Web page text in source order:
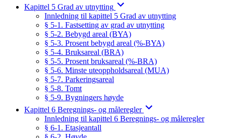
Kapittel 5 Grad av utnytting
Innledning til kapittel 5 Grad av utnytting
§ 5-1. Fastsetting av grad av utnytting
§ 5-2. Bebygd areal (BYA)
§ 5-3. Prosent bebygd areal (%-BYA)
§ 5-4. Bruksareal (BRA)
§ 5-5. Prosent bruksareal (%-BRA)
§ 5-6. Minste uteoppholdsareal (MUA)
§ 5-7. Parkeringsareal
§ 5-8. Tomt
§ 5-9. Bygningers høyde
Kapittel 6 Beregnings- og måleregler
Innledning til kapittel 6 Beregnings- og måleregler
§ 6-1. Etasjeantall